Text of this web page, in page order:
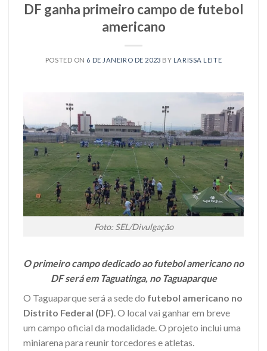
DF ganha primeiro campo de futebol
americano
POSTED ON 6 DE JANEIRO DE 2023 BY LARISSA LEITE
Foto: SEL/Divulgação
O primeiro campo dedicado ao futebol americano no
DF será em Taguatinga, no Taguaparque
O Taguaparque será a sede do futebol americano no
Distrito Federal (DF). O local vai ganhar em breve
um campo oficial da modalidade. O projeto inclui uma
miniarena para reunir torcedores e atletas.